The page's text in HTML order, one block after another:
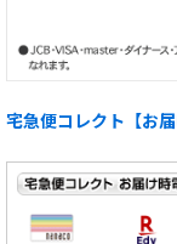
宅急便コレクト【お